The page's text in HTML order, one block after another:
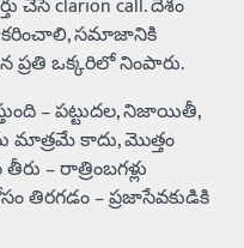
చేసే clarion call. దేశం
సమాజానికి
ఒక్కరిలో నింపారు.
– పట్టుదల, నిజాయితీ,
మాత్రమే కాదు, మొత్తం
– రాత్రింబగళ్లు
తిరగడం – ప్రజాసేవకుడికి